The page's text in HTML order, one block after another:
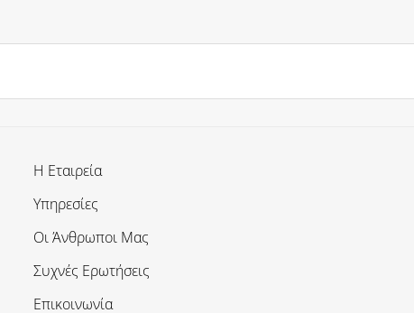
Η Εταιρεία
Υπηρεσίες
Οι Άνθρωποι Μας
Συχνές Ερωτήσεις
Επικοινωνία